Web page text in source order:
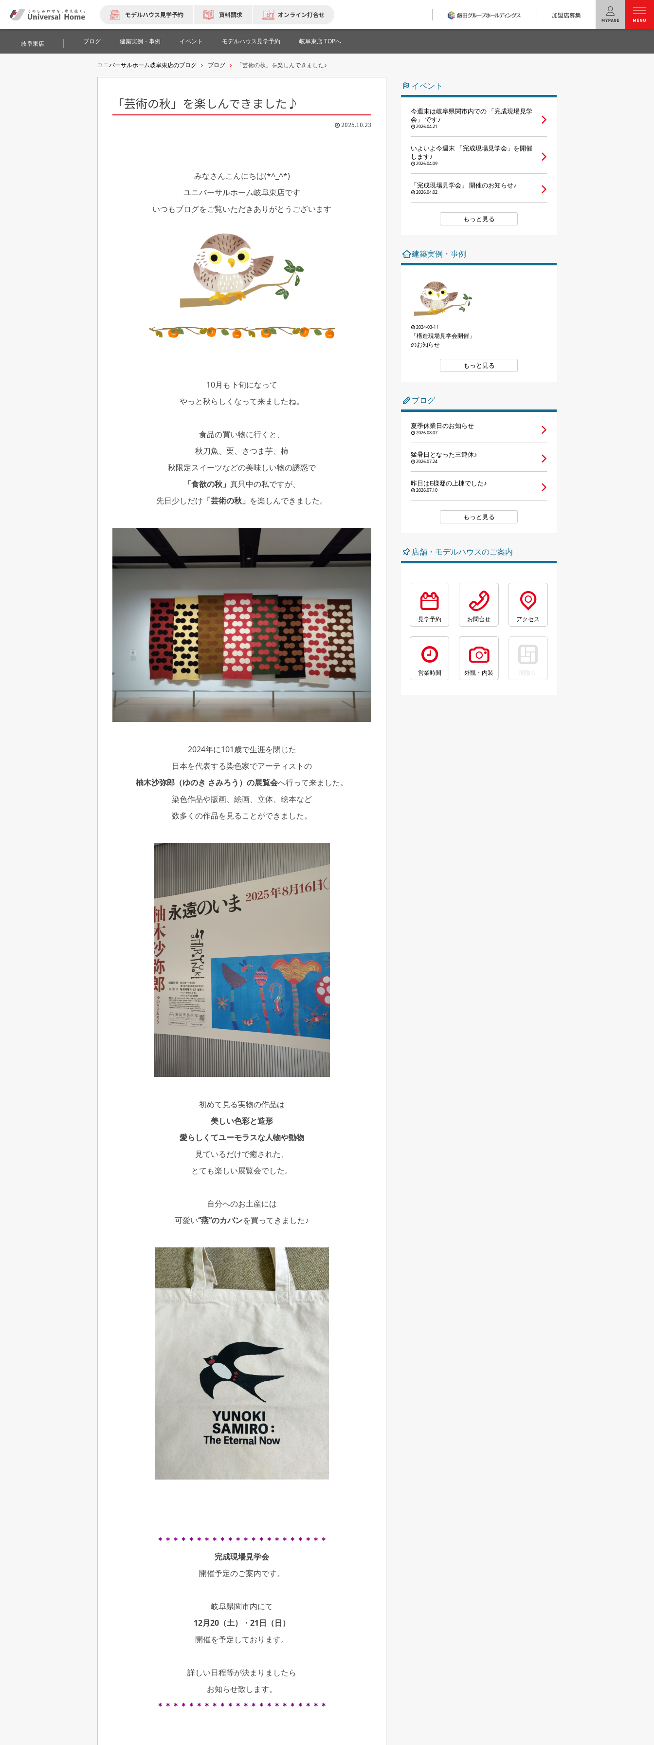
モデルハウス見学予約 資料請求 オンライン打合せ 加盟店募集
テクノロジー
建築実例
シミュレーション
企業情報
岐阜東店 ブログ 建築実例・事例 イベント モデルハウス見学予約 岐阜東店 TOPへ
ユニバーサルホーム岐阜東店のブログ ブログ 「芸術の秋」を楽しんできました♪
「芸術の秋」を楽しんできました♪
2025.10.23
みなさんこんにちは(*^_^*)
ユニバーサルホーム岐阜東店です
いつもブログをご覧いただきありがとうございます
10月も下旬になって
やっと秋らしくなって来ましたね。
食品の買い物に行くと、
秋刀魚、栗、さつま芋、柿
秋限定スイーツなどの美味しい物の誘惑で
「食欲の秋」 真只中の私ですが、
先日少しだけ 「芸術の秋」 を楽しんできました。
2024年に101歳で生涯を閉じた
日本を代表する染色家でアーティストの
柚木沙弥郎（ゆのき さみろう）の展覧会へ行って来ました。
染色作品や版画、絵画、立体、絵本など
数多くの作品を見ることができました。
初めて見る実物の作品は
美しい色彩と造形
愛らしくてユーモラスな人物や動物
見ているだけで癒された、
とても楽しい展覧会でした。
自分へのお土産には
可愛い‘‘燕‘‘のカバンを買ってきました♪
＊＊＊＊＊＊＊＊＊＊＊＊＊＊＊＊＊＊＊＊＊＊
完成現場見学会
開催予定のご案内です。
岐阜県関市内にて
12月20（土）・21日（日）
開催を予定しております。
詳しい日程等が決まりましたら
お知らせ致します。
＊＊＊＊＊＊＊＊＊＊＊＊＊＊＊＊＊＊＊＊＊＊
イベント
今週末は岐阜県関市内での 「完成現場見学
会」 です♪
2026.04.21
いよいよ今週末 「完成現場見学会」を開催
します♪
2026.04.09
「完成現場見学会」 開催のお知らせ♪
2026.04.02
もっと見る
建築実例・事例
2024-03-11
「構造現場見学会開催」
のお知らせ
もっと見る
ブログ
夏季休業日のお知らせ
2026.08.07
猛暑日となった三連休♪
2026.07.24
昨日はE様邸の上棟でした♪
2026.07.10
もっと見る
店舗・モデルハウスのご案内
見学予約 お問合せ アクセス
営業時間 外観・内装 間取り